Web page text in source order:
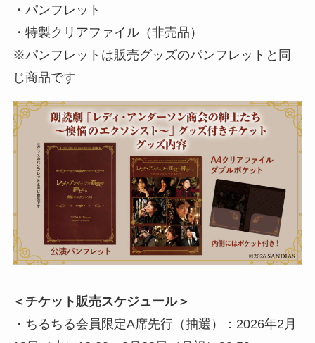
・パンフレット
・特製クリアファイル（非売品）
※パンフレットは販売グッズのパンフレットと同
じ商品です
＜チケット販売スケジュール＞
・ちるちる会員限定A席先行（抽選）：2026年2月